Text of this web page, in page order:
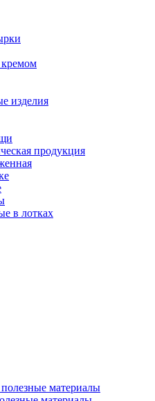
изделия
продукция
в лотках
материалы